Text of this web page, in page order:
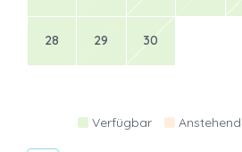
28 29 30
Verfügbar Anstehend